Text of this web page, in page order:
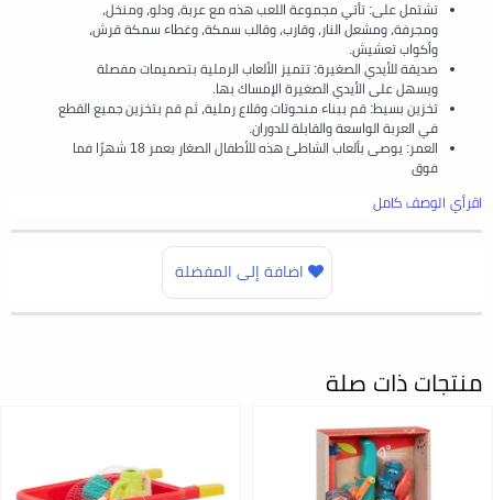
تشتمل على: تأتي مجموعة اللعب هذه مع عربة، ودلو، ومنخل،
ومجرفة، ومشعل النار، وقارب، وقالب سمكة، وغطاء سمكة قرش،
وأكواب تعشيش.
صديقة للأيدي الصغيرة: تتميز الألعاب الرملية بتصميمات مفصلة
ويسهل على الأيدي الصغيرة الإمساك بها.
تخزين بسيط: قم ببناء منحوتات وقلاع رملية، ثم قم بتخزين جميع القطع
في العربة الواسعة والقابلة للدوران.
العمر: يوصى بألعاب الشاطئ هذه للأطفال الصغار بعمر 18 شهرًا فما
فوق
اقرأي الوصف كامل
اضافة إلى المفضلة
منتجات ذات صلة